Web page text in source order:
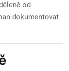
od
dokumentovat